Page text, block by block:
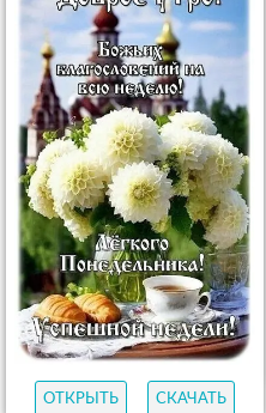
ОТКРЫТЬ СКАЧАТЬ